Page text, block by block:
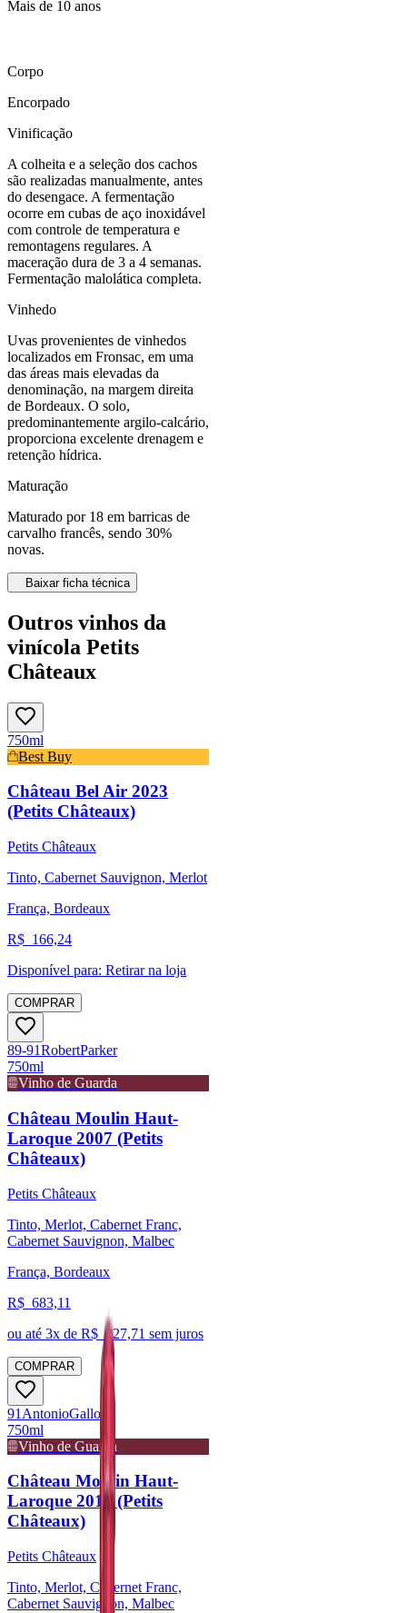
Mais de 10 anos
Corpo
Encorpado
Vinificação
A colheita e a seleção dos cachos
são realizadas manualmente, antes
do desengace. A fermentação
ocorre em cubas de aço inoxidável
com controle de temperatura e
remontagens regulares. A
maceração dura de 3 a 4 semanas.
Fermentação malolática completa.
Vinhedo
Uvas provenientes de vinhedos
localizados em Fronsac, em uma
das áreas mais elevadas da
denominação, na margem direita
de Bordeaux. O solo,
predominantemente argilo-calcário,
proporciona excelente drenagem e
retenção hídrica.
Maturação
Maturado por 18 em barricas de
carvalho francês, sendo 30%
novas.
Baixar ficha técnica
Outros vinhos da
vinícola Petits
Châteaux
750ml
Best Buy
Château Bel Air 2023
(Petits Châteaux)
Petits Châteaux
Tinto, Cabernet Sauvignon, Merlot
França, Bordeaux
R$ 166,24
Disponível para: Retirar na loja
COMPRAR
89-91RobertParker
750ml
Vinho de Guarda
Château Moulin Haut-
Laroque 2007 (Petits
Châteaux)
Petits Châteaux
Tinto, Merlot, Cabernet Franc,
Cabernet Sauvignon, Malbec
França, Bordeaux
R$ 683,11
ou até 3x de R$ 227,71 sem juros
COMPRAR
91 AntonioGalloni
750ml
Vinho de Guarda
Château Moulin Haut-
Laroque 2016 (Petits
Châteaux)
Petits Châteaux
Tinto, Merlot, Cabernet Franc,
Cabernet Sauvignon, Malbec